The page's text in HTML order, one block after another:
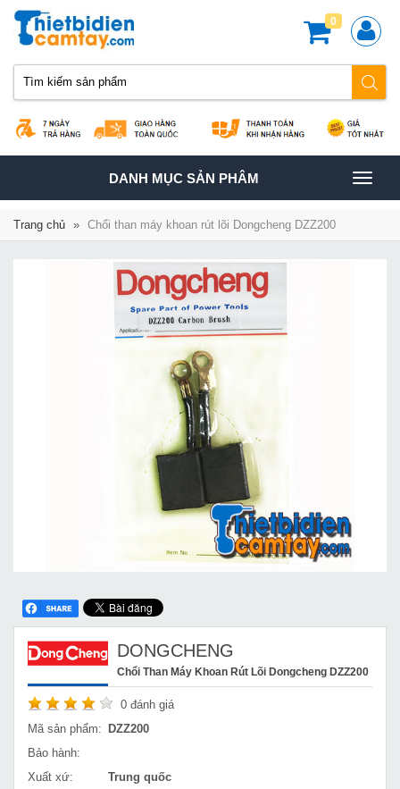
0
TOGGLE
NAVIGATION
DANH MỤC SẢN PHÂM
Trang chủ » Chổi than máy khoan rút lõi Dongcheng DZZ200
DONGCHENG
Chổi Than Máy Khoan Rút Lõi Dongcheng DZZ200
0 đánh giá
Mã sản phẩm:
DZZ200
Bảo hành:
Xuất xứ:
Trung quốc